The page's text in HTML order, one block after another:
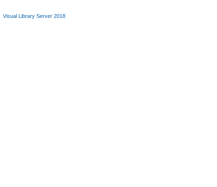
Visual Library Server 2018